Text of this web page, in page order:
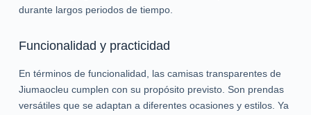
durante largos periodos de tiempo.
Funcionalidad y practicidad
En términos de funcionalidad, las camisas transparentes de
Jiumaocleu cumplen con su propósito previsto. Son prendas
versátiles que se adaptan a diferentes ocasiones y estilos. Ya